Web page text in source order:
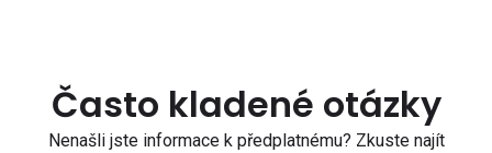
Často kladené otázky
Nenašli jste informace k předplatnému? Zkuste najít